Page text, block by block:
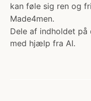
kan føle sig ren og
Made4men.
Dele af indholdet
med hjælp fra AI.